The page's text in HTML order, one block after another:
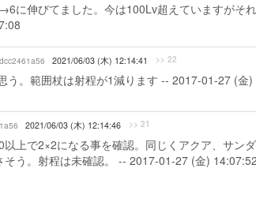
に伸びてました。今は100Lv超えていますがそ
dcc2461a56 2021/06/03 (木) 12:14:41 >> 22
う。範囲杖は射程が1減ります -- 2017-01-27 (金
2021/06/03 (木) 12:14:46 >> 21
上で2×2になる事を確認。同じくアクア、サン
そう。射程は未確認。 -- 2017-01-27 (金) 14:07:52